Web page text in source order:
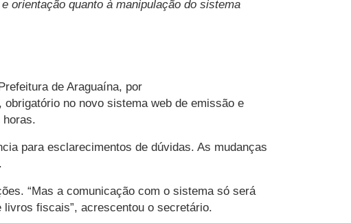
orientação quanto à manipulação do sistema
de Araguaína, por
no novo sistema web de emissão e
horas.
para esclarecimentos de dúvidas. As mudanças
“Mas a comunicação com o sistema só será
fiscais”, acrescentou o secretário.